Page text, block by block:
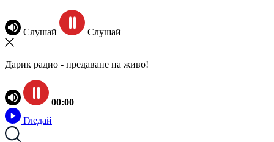
Слушай Слушай
Дарик радио - предаване на живо!
00:00
Гледай